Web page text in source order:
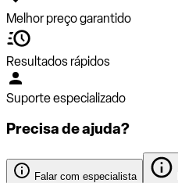
Melhor preço garantido
Resultados rápidos
Suporte especializado
Precisa de ajuda?
Falar com especialista